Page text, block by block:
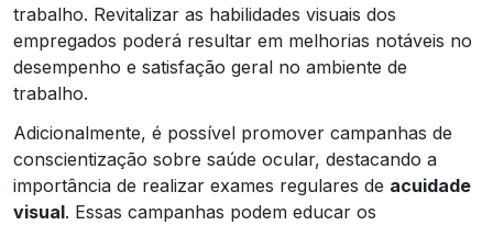
trabalho. Revitalizar as habilidades visuais dos
empregados poderá resultar em melhorias notáveis no
desempenho e satisfação geral no ambiente de
trabalho.
Adicionalmente, é possível promover campanhas de
conscientização sobre saúde ocular, destacando a
importância de realizar exames regulares de acuidade
visual. Essas campanhas podem educar os